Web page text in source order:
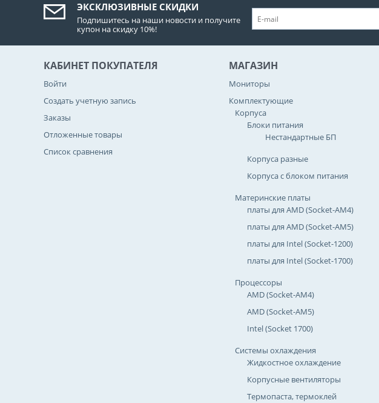
ЭКСКЛЮЗИВНЫЕ СКИДКИ
Подпишитесь на наши новости и получите
купон на скидку 10%!
КАБИНЕТ ПОКУПАТЕЛЯ
Войти
Создать учетную запись
Заказы
Отложенные товары
Список сравнения
МАГАЗИН
Мониторы
Комплектующие
Корпуса
Блоки питания
Нестандартные БП
Корпуса разные
Корпуса с блоком питания
Материнские платы
платы для AMD (Socket-AM4)
платы для AMD (Socket-AM5)
платы для Intel (Socket-1200)
платы для Intel (Socket-1700)
Процессоры
AMD (Socket-AM4)
AMD (Socket-AM5)
Intel (Socket 1700)
Системы охлаждения
Жидкостное охлаждение
Корпусные вентиляторы
Термопаста, термоклей